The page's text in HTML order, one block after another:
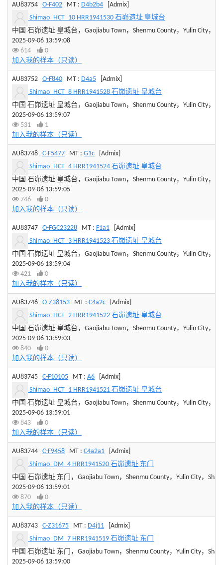
AU83754 O-F402 MT : D4b2b4 [Admix]
Shimao_HCT_10 HRR1941530 石峁遗址 皇城台
中国 石峁遗址 皇城台，Gaojiabu Town，Shenmu County，Yulin City，
2025-09-06 13:59:08
614
0
加入我的样本（只读）
AU83752 O-F840 MT : D4a5 [Admix]
Shimao_HCT_8 HRR1941528 石峁遗址 皇城台
中国 石峁遗址 皇城台，Gaojiabu Town，Shenmu County，Yulin City，
2025-09-06 13:59:07
531
1
加入我的样本（只读）
AU83748 C-F5477 MT : G1c [Admix]
Shimao_HCT_4 HRR1941524 石峁遗址 皇城台
中国 石峁遗址 皇城台，Gaojiabu Town，Shenmu County，Yulin City，
2025-09-06 13:59:05
746
0
加入我的样本（只读）
AU83747 O-FGC23228 MT : F1a1 [Admix]
Shimao_HCT_3 HRR1941523 石峁遗址 皇城台
中国 石峁遗址 皇城台，Gaojiabu Town，Shenmu County，Yulin City，
2025-09-06 13:59:04
421
0
加入我的样本（只读）
AU83746 O-Z38153 MT : C4a2c [Admix]
Shimao_HCT_2 HRR1941522 石峁遗址 皇城台
中国 石峁遗址 皇城台，Gaojiabu Town，Shenmu County，Yulin City，
2025-09-06 13:59:03
840
0
加入我的样本（只读）
AU83745 C-F10105 MT : A6 [Admix]
Shimao_HCT_1 HRR1941521 石峁遗址 皇城台
中国 石峁遗址 皇城台，Gaojiabu Town，Shenmu County，Yulin City，
2025-09-06 13:59:01
843
0
加入我的样本（只读）
AU83744 C-F9458 MT : C4a2a1 [Admix]
Shimao_DM_4 HRR1941520 石峁遗址 东门
中国 石峁遗址 东门，Gaojiabu Town，Shenmu County，Yulin City，
2025-09-06 13:59:01
870
0
加入我的样本（只读）
AU83743 C-Z31675 MT : D4j11 [Admix]
Shimao_DM_7 HRR1941519 石峁遗址 东门
中国 石峁遗址 东门，Gaojiabu Town，Shenmu County，Yulin City，
2025-09-06 13:59:00